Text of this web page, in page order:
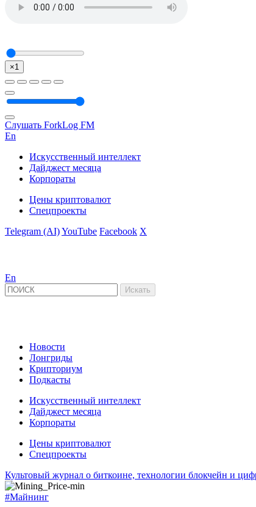
×1
Слушать ForkLog FM
En
Искусственный интеллект
Дайджест месяца
Корпораты
Цены криптовалют
Спецпроекты
Telegram (AI)YouTube Facebook X
En
Новости
Лонгриды
Крипториум
Подкасты
Искусственный интеллект
Дайджест месяца
Корпораты
Цены криптовалют
Спецпроекты
Культовый журнал о биткоине, технологии блокчейн и
#Майнинг